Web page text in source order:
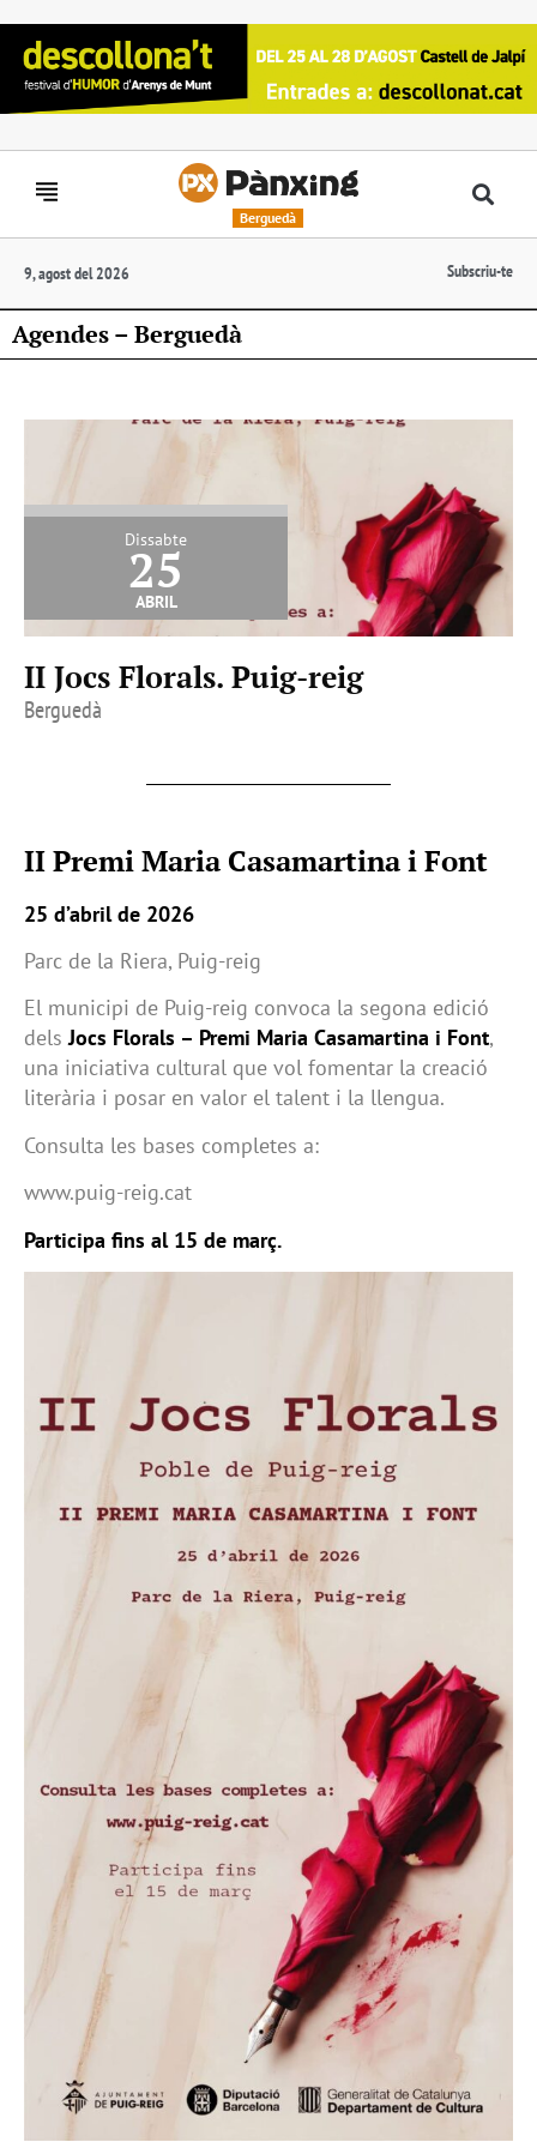
Berguedà
9, agost del 2026 Subscriu-te
Agendes – Berguedà
Dissabte
25
abril
II Jocs Florals. Puig-reig
Berguedà
II Premi Maria Casamartina i Font
25 d’abril de 2026
Parc de la Riera, Puig-reig
El municipi de Puig-reig convoca la segona edició
delsJocs Florals – Premi Maria Casamartina i Font,
una iniciativa cultural que vol fomentar la creació
literària i posar en valor el talent i la llengua.
Consulta les bases completes a:
www.puig-reig.cat
Participa fins al 15 de març.